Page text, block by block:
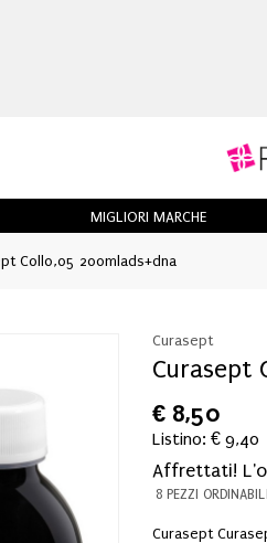
MIGLIORI MARCHE
Coll0,05 200mlads+dna
Curasept
Curasept
€ 8,50
Listino: € 9,40
Affrettati!
8 PEZZI ORDINABILI
Curasept